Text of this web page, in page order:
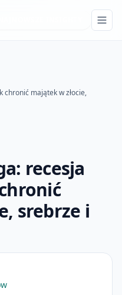
chronić majątek w złocie,
recesja
srebrze i